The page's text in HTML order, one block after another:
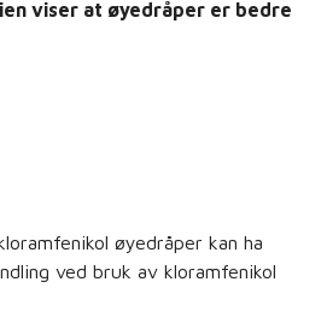
viser at øyedråper er bedre
øyedråper kan ha
ved bruk av kloramfenikol